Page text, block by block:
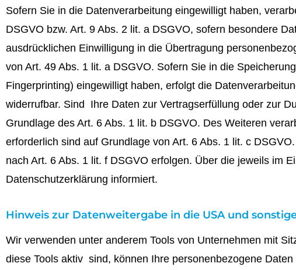
Sofern Sie in die Datenverarbeitung eingewilligt haben,
DSGVO bzw. Art. 9 Abs. 2 lit. a DSGVO, sofern besondere
ausdrücklichen Einwilligung in die Übertragung
von Art. 49 Abs. 1 lit. a DSGVO. Sofern Sie in die
Fingerprinting) eingewilligt haben, erfolgt die
widerrufbar. Sind Ihre Daten zur Vertragserfüllung oder zur
Grundlage des Art. 6 Abs. 1 lit. b DSGVO. Des Weiteren
erforderlich sind auf Grundlage von Art. 6 Abs. 1 lit. c
nach Art. 6 Abs. 1 lit. f DSGVO erfolgen. Über die jeweils im
Datenschutzerklärung informiert.
Hinweis zur Datenweitergabe in die USA und
Wir verwenden unter anderem Tools von Unternehmen mit
diese Tools aktiv sind, können Ihre personenbezogene